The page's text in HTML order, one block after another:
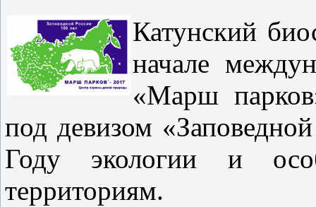
Катунский
начале
«Марш
под девизом
Году экологии и
территориям.